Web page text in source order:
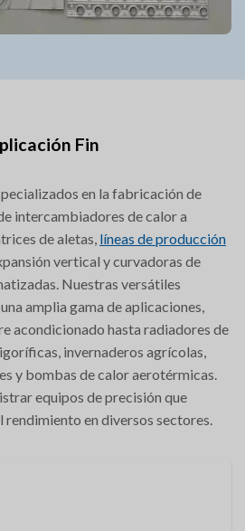
Fin
en la fabricación de
intercambiadores de calor a
de aletas, líneas de producción
vertical y curvadoras de
Nuestras versátiles
amplia gama de aplicaciones,
acondicionado hasta radiadores de
invernaderos agrícolas,
y bombas de calor aerotérmicas.
equipos de precisión que
rendimiento en diversos sectores.